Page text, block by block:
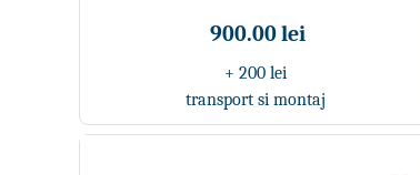
900.00 lei
+ 200 lei
transport si montaj